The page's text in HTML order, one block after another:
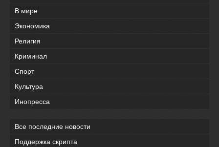
В мире
Экономика
Религия
Криминал
Спорт
Культура
Инопресса
Все последние новости
Поддержка скрипта